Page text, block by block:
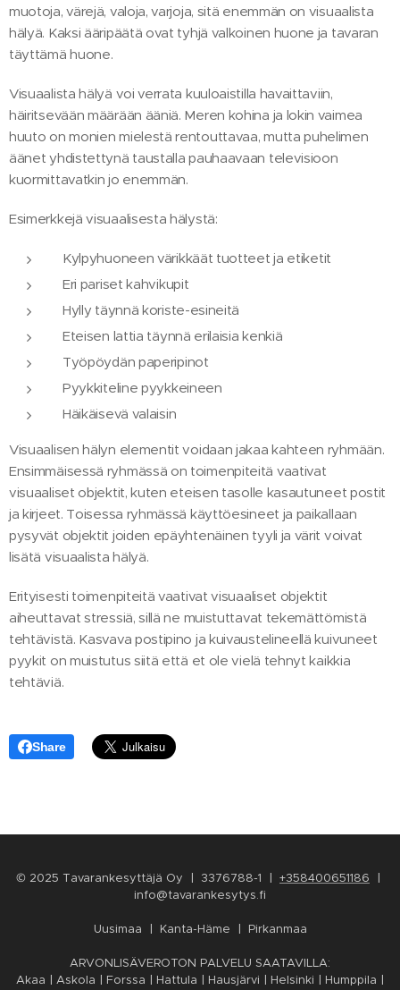
muotoja, värejä, valoja, varjoja, sitä enemmän on visuaalista
hälyä. Kaksi ääripäätä ovat tyhjä valkoinen huone ja tavaran
täyttämä huone.
Visuaalista hälyä voi verrata kuuloaistilla havaittaviin,
häiritsevään määrään ääniä. Meren kohina ja lokin vaimea
huuto on monien mielestä rentouttavaa, mutta puhelimen
äänet yhdistettynä taustalla pauhaavaan televisioon
kuormittavatkin jo enemmän.
Esimerkkejä visuaalisesta hälystä:
Kylpyhuoneen värikkäät tuotteet ja etiketit
Eri pariset kahvikupit
Hylly täynnä koriste-esineitä
Eteisen lattia täynnä erilaisia kenkiä
Työpöydän paperipinot
Pyykkiteline pyykkeineen
Häikäisevä valaisin
Visuaalisen hälyn elementit voidaan jakaa kahteen ryhmään.
Ensimmäisessä ryhmässä on toimenpiteitä vaativat
visuaaliset objektit, kuten eteisen tasolle kasautuneet postit
ja kirjeet. Toisessa ryhmässä käyttöesineet ja paikallaan
pysyvät objektit joiden epäyhtenäinen tyyli ja värit voivat
lisätä visuaalista hälyä.
Erityisesti toimenpiteitä vaativat visuaaliset objektit
aiheuttavat stressiä, sillä ne muistuttavat tekemättömistä
tehtävistä. Kasvava postipino ja kuivaustelineellä kuivuneet
pyykit on muistutus siitä että et ole vielä tehnyt kaikkia
tehtäviä.
Share
© 2025 Tavarankesyttäjä Oy | 3376788-1 | +358400651186 |
info@tavarankesytys.fi
Uusimaa | Kanta-Häme | Pirkanmaa
ARVONLISÄVEROTON PALVELU SAATAVILLA:
Akaa | Askola | Forssa | Hattula | Hausjärvi | Helsinki | Humppila |